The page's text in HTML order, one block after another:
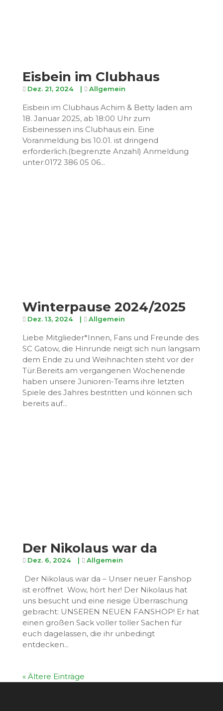
Eisbein im Clubhaus
Dez. 21, 2024 | Allgemein
Eisbein im Clubhaus Achim & Betty laden am
18. Januar 2025, ab 18:00 Uhr zum
Eisbeinessen ins Clubhaus ein. Eine
Voranmeldung bis 10.01. ist dringend
erforderlich.(begrenzte Anzahl) Anmeldung
unter:0172 386 05 06...
Winterpause 2024/2025
Dez. 13, 2024 | Allgemein
Liebe Mitglieder*Innen, Fans und Freunde des
SC Gatow, die Hinrunde neigt sich nun langsam
dem Ende zu und Weihnachten steht vor der
Tür.Bereits am vergangenen Wochenende
haben unsere Junioren-Teams ihre letzten
Spiele des Jahres bestritten und können sich
bereits auf...
Der Nikolaus war da
Dez. 6, 2024 | Allgemein
Der Nikolaus war da – Unser neuer Fanshop
ist eröffnet Wow, hört her! Der Nikolaus hat
uns besucht und eine riesige Überraschung
gebracht: UNSEREN NEUEN FANSHOP! Er hat
einen großen Sack voller toller Sachen für
euch dagelassen, die ihr unbedingt
entdecken...
« Ältere Einträge